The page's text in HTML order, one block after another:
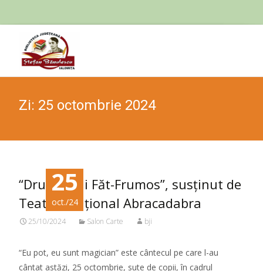
Zi: 25 octombrie 2024
25
oct./24
“Drumul lui Făt-Frumos”, susținut de
Teatrul Național Abracadabra
25/10/2024 Salon Carte bji
“Eu pot, eu sunt magician” este cântecul pe care l-au
cântat astăzi, 25 octombrie, sute de copii, în cadrul